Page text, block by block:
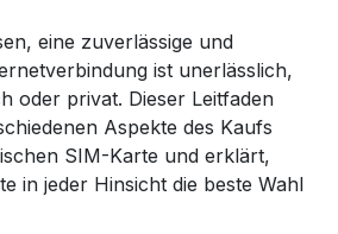
eine zuverlässige und
ist unerlässlich,
oder privat. Dieser Leitfaden
Aspekte des Kaufs
SIM-Karte und erklärt,
in jeder Hinsicht die beste Wahl